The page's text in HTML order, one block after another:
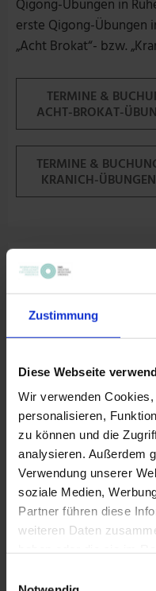
Zustimmung
Diese Webseite
Wir verwenden
personalisieren,
zu können und die
analysieren. Außerdem
Verwendung unserer
soziale Medien,
Partner führen diese
weiteren Daten
Qigong-Übungen in
erste Qigong-Übungen
„Acht Brokat“- bzw.
TERMINE &
ACHT-BROKAT-
TERMINE &
KRANICH-ÜBUNGEN
Qigong Grundkurs
Qigong-Grundkurs
"Kranich")
12 Unterrichtseinheiten
Weiterführung in die
Brokat“- bzw.
TERMINE &
ACHT-BROKAT-
TERMINE &
KRANICH-ÜBUNGEN